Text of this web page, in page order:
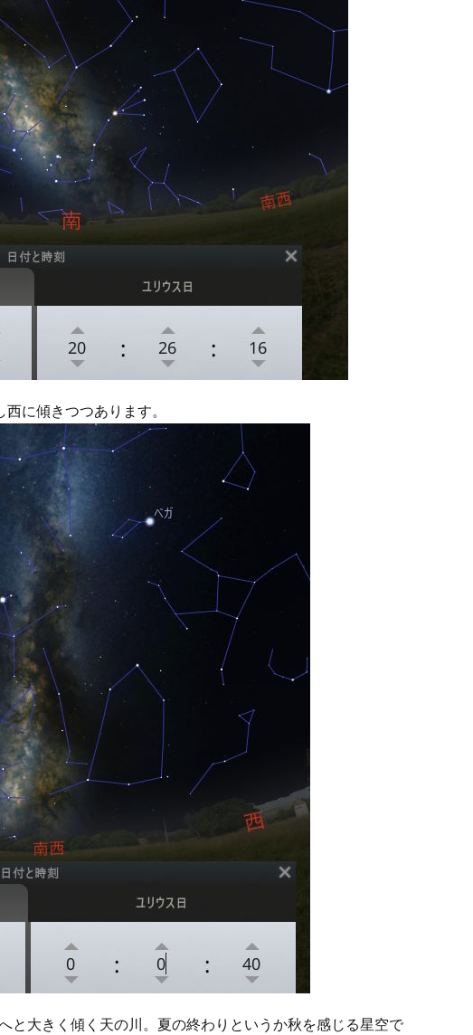
に傾きつつあります。
と大きく傾く天の川。夏の終わりというか秋を感じる星空で